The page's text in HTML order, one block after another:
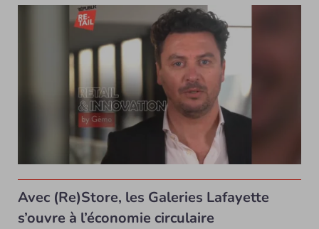
Avec (Re)Store, les Galeries Lafayette
s’ouvre à l’économie circulaire